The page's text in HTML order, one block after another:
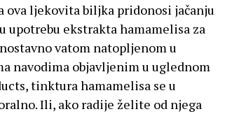
ova ljekovita biljka pridonosi jačanju
upotrebu ekstrakta hamamelisa za
vatom natopljenom u
navodima objavljenim u uglednom
tinktura hamamelisa se u
Ili, ako radije želite od njega